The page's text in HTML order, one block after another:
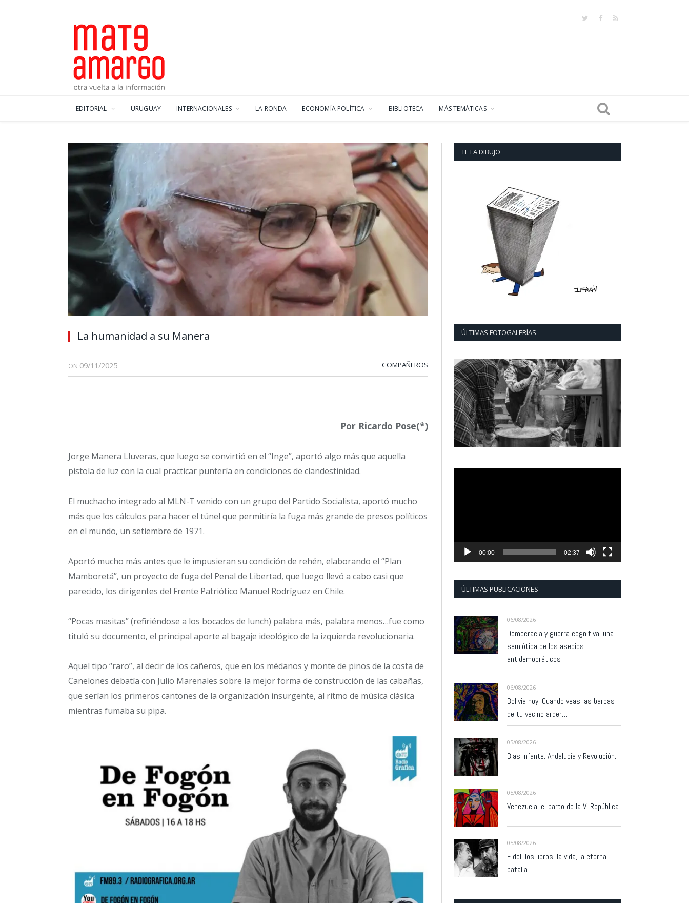
TwitterFacebook
RSS
EDITORIAL URUGUAY INTERNACIONALES LA RONDA ECONOMÍA POLÍTICA BIBLIOTECA MÁS TEMÁTICAS
La humanidad a su Manera
ON 09/11/2025 COMPAÑEROS
Por Ricardo Pose(*)
Jorge Manera Lluveras, que luego se convirtió en el “Inge”, aportó algo más que aquella
pistola de luz con la cual practicar puntería en condiciones de clandestinidad.
El muchacho integrado al MLN-T venido con un grupo del Partido Socialista, aportó mucho
más que los cálculos para hacer el túnel que permitiría la fuga más grande de presos políticos
en el mundo, un setiembre de 1971.
Aportó mucho más antes que le impusieran su condición de rehén, elaborando el “Plan
Mamboretá”, un proyecto de fuga del Penal de Libertad, que luego llevó a cabo casi que
parecido, los dirigentes del Frente Patriótico Manuel Rodríguez en Chile.
“Pocas masitas” (refiriéndose a los bocados de lunch) palabra más, palabra menos…fue como
tituló su documento, el principal aporte al bagaje ideológico de la izquierda revolucionaria.
Aquel tipo “raro”, al decir de los cañeros, que en los médanos y monte de pinos de la costa de
Canelones debatía con Julio Marenales sobre la mejor forma de construcción de las cabañas,
que serían los primeros cantones de la organización insurgente, al ritmo de música clásica
mientras fumaba su pipa.
TE LA DIBUJO
ÚLTIMAS FOTOGALERÍAS
00:00 02:37
ÚLTIMAS PUBLICACIONES
06/08/2026
Democracia y guerra cognitiva: una
semiótica de los asedios
antidemocráticos
06/08/2026
Bolivia hoy: Cuando veas las barbas
de tu vecino arder…
05/08/2026
Blas Infante: Andalucía y Revolución.
05/08/2026
Venezuela: el parto de la VI República
05/08/2026
Fidel, los libros, la vida, la eterna
batalla